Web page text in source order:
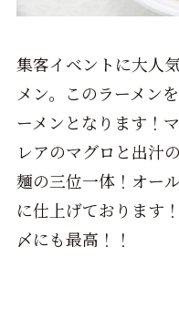
集客イベントに大人
メン。このラーメン
ーメンとなります！
レアのマグロと出汁
麺の三位一体！オー
に仕上げております
〆にも最高！！